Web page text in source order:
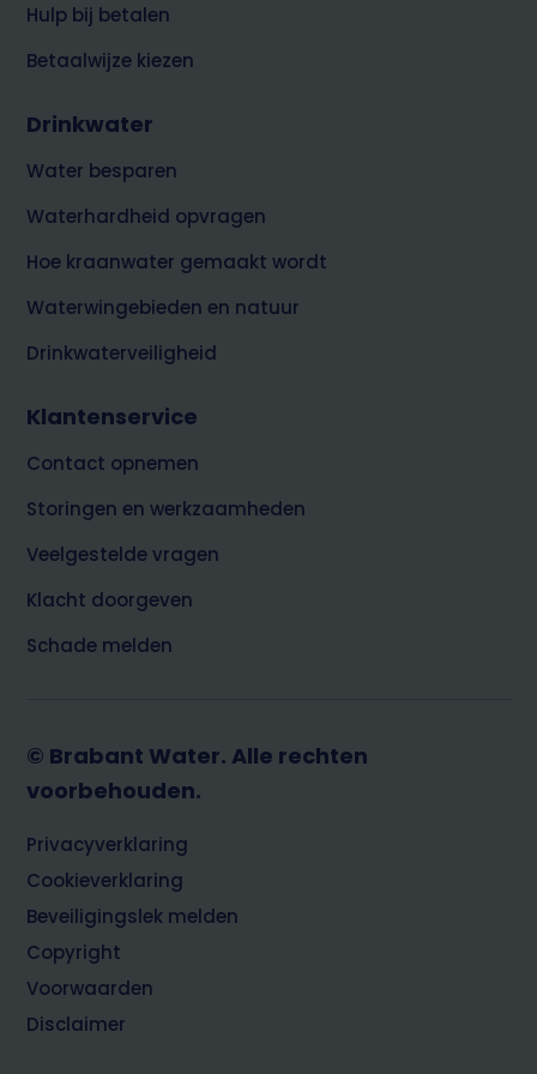
Hulp bij betalen
Betaalwijze kiezen
Drinkwater
Water besparen
Waterhardheid opvragen
Hoe kraanwater gemaakt wordt
Waterwingebieden en natuur
Drinkwaterveiligheid
Klantenservice
Contact opnemen
Storingen en werkzaamheden
Veelgestelde vragen
Klacht doorgeven
Schade melden
© Brabant Water. Alle rechten
voorbehouden.
Footer
Privacyverklaring
Cookieverklaring
Beveiligingslek melden
Copyright
Voorwaarden
Disclaimer